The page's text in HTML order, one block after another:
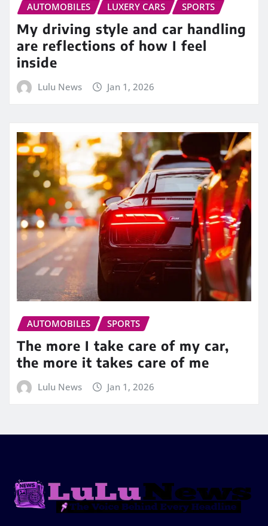
AUTOMOBILES LUXERY CARS SPORTS
My driving style and car handling
are reflections of how I feel
inside
Lulu News Jan 1, 2026
AUTOMOBILES SPORTS
The more I take care of my car,
the more it takes care of me
Lulu News Jan 1, 2026